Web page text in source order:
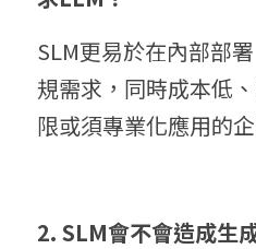
SLM更易於在內部部
規需求，同時成本低
限或須專業化應用的
2. SLM會不會造成生